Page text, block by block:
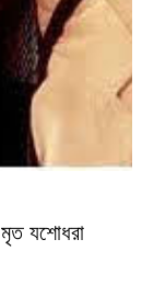
যশোধরা